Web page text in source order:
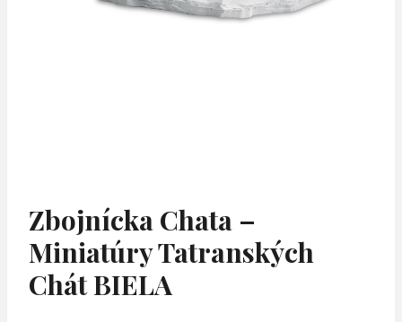
Zbojnícka Chata –
Miniatúry Tatranských
Chát BIELA